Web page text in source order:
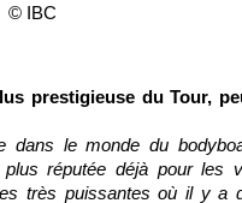
© IBC
prestigieuse du Tour,
dans le monde du
réputée déjà pour les
très puissantes où il y a